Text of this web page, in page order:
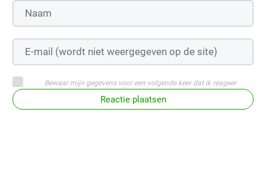
Bewaar mijn gegevens voor een volgende keer dat ik reageer
Reactie plaatsen